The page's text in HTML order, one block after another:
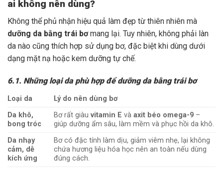
ai không nên dùng?
Không thể phủ nhận hiệu quả làm đẹp từ thiên nhiên mà
dưỡng da bằng trái bơmang lại. Tuy nhiên, không phải làn
da nào cũng thích hợp sử dụng bơ, đặc biệt khi dùng dưới
dạng mặt nạ hoặc kem dưỡng tự chế.
6.1. Những loại da phù hợp để dưỡng da bằng trái bơ
Loại da
Lý do nên dùng bơ
Da khô,
bong tróc
Bơ rất giàuvitamin E vàaxit béo omega-9 –
giúp dưỡng ẩm sâu, làm mềm và phục hồi da khô.
Da nhạy
cảm, dễ
kích ứng
Bơ có đặc tính làm dịu, giảm viêm nhẹ, lại không
chứa hương liệu hóa học nên an toàn nếu dùng
đúng cách.